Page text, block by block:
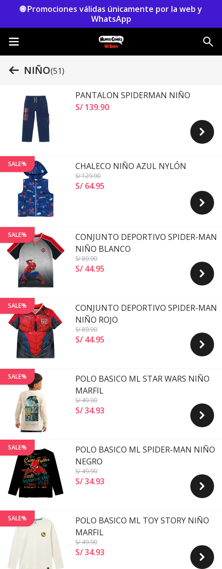
🌐 Promociones válidas únicamente por la web y
WhatsApp
NIÑO(51)
PANTALON SPIDERMAN NIÑO
S/ 139.90
SALE% CHALECO NIÑO AZUL NYLÓN
S/ 129.90
S/ 64.95
SALE%
CONJUNTO DEPORTIVO SPIDER-MAN
NIÑO BLANCO
S/ 89.90
S/ 44.95
SALE%
CONJUNTO DEPORTIVO SPIDER-MAN
NIÑO ROJO
S/ 89.90
S/ 44.95
SALE%
POLO BASICO ML STAR WARS NIÑO
MARFIL
S/ 49.90
S/ 34.93
SALE%
POLO BASICO ML SPIDER-MAN NIÑO
NEGRO
S/ 49.90
S/ 34.93
SALE%
POLO BASICO ML TOY STORY NIÑO
MARFIL
S/ 49.90
S/ 34.93